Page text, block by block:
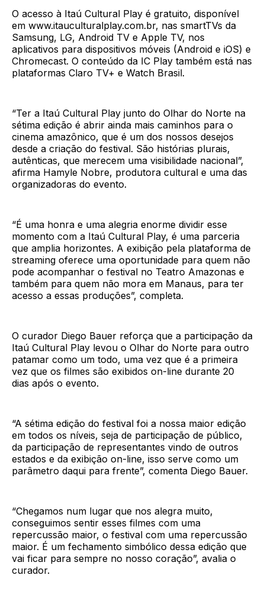
O acesso à Itaú Cultural Play é gratuito, disponível
em www.itauculturalplay.com.br, nas smartTVs da
Samsung, LG, Android TV e Apple TV, nos
aplicativos para dispositivos móveis (Android e iOS) e
Chromecast. O conteúdo da IC Play também está nas
plataformas Claro TV+ e Watch Brasil.
“Ter a Itaú Cultural Play junto do Olhar do Norte na
sétima edição é abrir ainda mais caminhos para o
cinema amazônico, que é um dos nossos desejos
desde a criação do festival. São histórias plurais,
autênticas, que merecem uma visibilidade nacional”,
afirma Hamyle Nobre, produtora cultural e uma das
organizadoras do evento.
“É uma honra e uma alegria enorme dividir esse
momento com a Itaú Cultural Play, é uma parceria
que amplia horizontes. A exibição pela plataforma de
streaming oferece uma oportunidade para quem não
pode acompanhar o festival no Teatro Amazonas e
também para quem não mora em Manaus, para ter
acesso a essas produções”, completa.
O curador Diego Bauer reforça que a participação da
Itaú Cultural Play levou o Olhar do Norte para outro
patamar como um todo, uma vez que é a primeira
vez que os filmes são exibidos on-line durante 20
dias após o evento.
“A sétima edição do festival foi a nossa maior edição
em todos os níveis, seja de participação de público,
da participação de representantes vindo de outros
estados e da exibição on-line, isso serve como um
parâmetro daqui para frente”, comenta Diego Bauer.
“Chegamos num lugar que nos alegra muito,
conseguimos sentir esses filmes com uma
repercussão maior, o festival com uma repercussão
maior. É um fechamento simbólico dessa edição que
vai ficar para sempre no nosso coração”, avalia o
curador.